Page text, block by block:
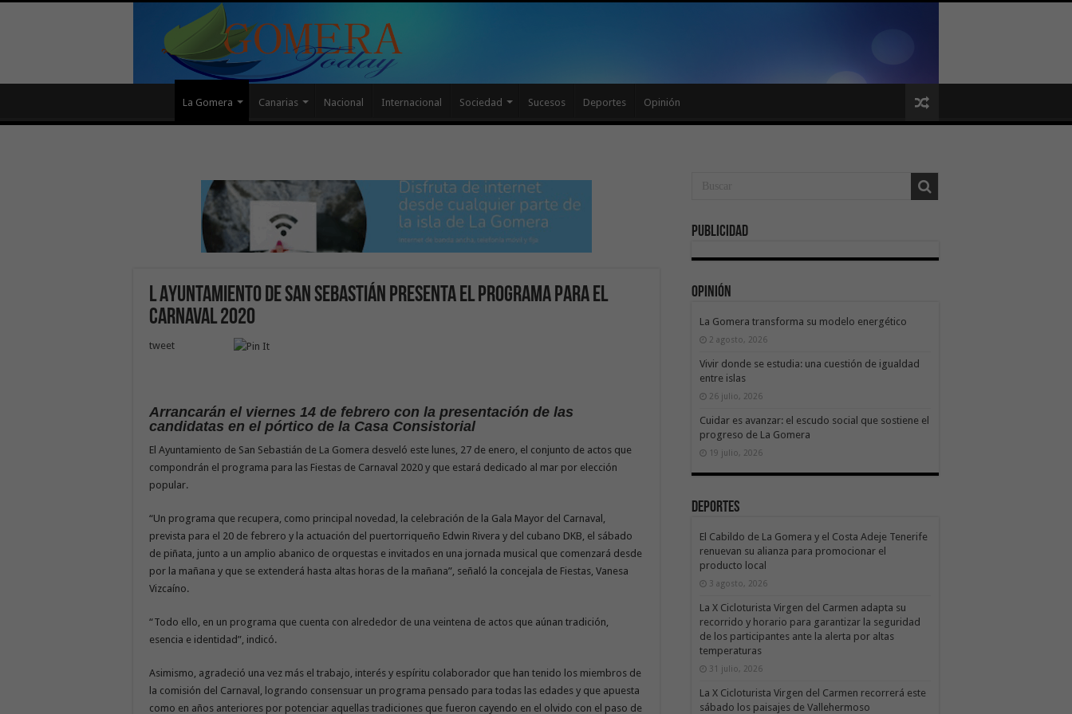
La Gomera Canarias Nacional Internacional Sociedad Sucesos Deportes Opinión
l Ayuntamiento de San Sebastián presenta el programa para el
Carnaval 2020
tweet
Arrancarán el viernes 14 de febrero con la presentación de las
candidatas en el pórtico de la Casa Consistorial
El Ayuntamiento de San Sebastián de La Gomera desveló este lunes, 27 de enero, el conjunto de actos que
compondrán el programa para las Fiestas de Carnaval 2020 y que estará dedicado al mar por elección
popular.
“Un programa que recupera, como principal novedad, la celebración de la Gala Mayor del Carnaval,
prevista para el 20 de febrero y la actuación del puertorriqueño Edwin Rivera y del cubano DKB, el sábado
de piñata, junto a un amplio abanico de orquestas e invitados en una jornada musical que comenzará desde
por la mañana y que se extenderá hasta altas horas de la mañana”, señaló la concejala de Fiestas, Vanesa
Vizcaíno.
“Todo ello, en un programa que cuenta con alrededor de una veintena de actos que aúnan tradición,
esencia e identidad”, indicó.
Asimismo, agradeció una vez más el trabajo, interés y espíritu colaborador que han tenido los miembros de
la comisión del Carnaval, logrando consensuar un programa pensado para todas las edades y que apuesta
como en años anteriores por potenciar aquellas tradiciones que fueron cayendo en el olvido con el paso de
Publicidad
Opinión
La Gomera transforma su modelo energético
2 agosto, 2026
Vivir donde se estudia: una cuestión de igualdad
entre islas
26 julio, 2026
Cuidar es avanzar: el escudo social que sostiene el
progreso de La Gomera
19 julio, 2026
Deportes
El Cabildo de La Gomera y el Costa Adeje Tenerife
renuevan su alianza para promocionar el
producto local
3 agosto, 2026
La X Cicloturista Virgen del Carmen adapta su
recorrido y horario para garantizar la seguridad
de los participantes ante la alerta por altas
temperaturas
31 julio, 2026
La X Cicloturista Virgen del Carmen recorrerá este
sábado los paisajes de Vallehermoso